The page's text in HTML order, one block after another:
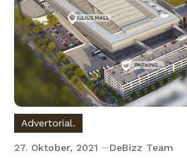
Advertorial.
27. Oktober, 2021 DeBizz Team